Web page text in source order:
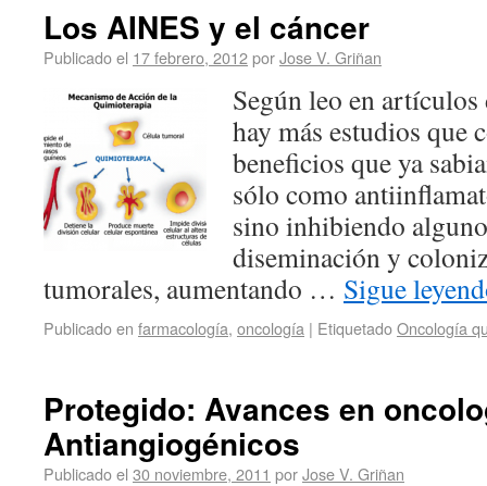
Los AINES y el cáncer
Publicado el 17 febrero, 2012porJose V. Griñan
Según leo en
hay más estudios que
beneficios que ya
sólo como
sino inhibiendo
diseminación y
tumorales, aumentando … Sigue
Publicado en farmacología, oncología | EtiquetadoOncología
Protegido: Avances en
Antiangiogénicos
Publicado el 30 noviembre, 2011 porJose V. Griñan